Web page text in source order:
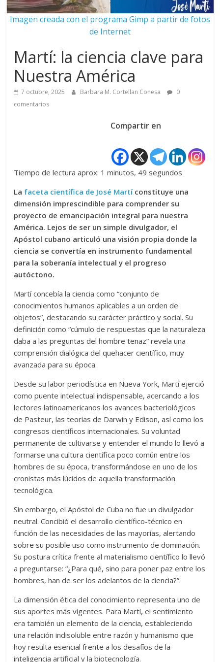
Imagen creada con el programa Gimp a partir de fotos
de Internet
Martí: la ciencia clave para
Nuestra América
7 octubre, 2025 Barbara M. Cortellan Conesa
0
comentarios
Compartir en
Tiempo de lectura aprox: 1 minutos, 49 segundos
La faceta científica de José Martíconstituye una
dimensión imprescindible para comprender su
proyecto de emancipación integral para nuestra
América. Lejos de ser un simple divulgador, el
Apóstol cubano articuló una visión propia donde la
ciencia se convertía en instrumento fundamental
para la soberanía intelectual y el progreso
autóctono.
Martí concebía la ciencia como “conjunto de
conocimientos humanos aplicables a un orden de
objetos”, destacando su carácter práctico y social. Su
definición como “cúmulo de respuestas que la naturaleza
daba a las preguntas del hombre tenaz” revela una
comprensión dialógica del quehacer científico, muy
avanzada para su época.
Desde su labor periodística en Nueva York, Martí ejerció
como puente intelectual indispensable, acercando a los
lectores latinoamericanos los avances bacteriológicos
de Pasteur, las teorías de Darwin y Edison, así como los
congresos científicos internacionales. Su voluntad
permanente de cultivarse y entender el mundo lo llevó a
formarse una cultura científica poco común entre los
hombres de su época, transformándose en uno de los
cronistas más lúcidos de aquella transformación
tecnológica.
Sin embargo, el Apóstol de Cuba no fue un divulgador
neutral. Concibió el desarrollo científico-técnico en
función de las necesidades de las mayorías, alertando
sobre su posible uso como instrumento de dominación.
Su postura crítica frente al materialismo científico lo llevó
a preguntarse: “¿Para qué, sino para poner paz entre los
hombres, han de ser los adelantos de la ciencia?”.
La dimensión ética del conocimiento representa uno de
sus aportes más vigentes. Para Martí, el sentimiento
era también un elemento de la ciencia, estableciendo
una relación indisoluble entre razón y humanismo que
hoy resulta esencial frente a los desafíos de la
inteligencia artificial y la biotecnología.